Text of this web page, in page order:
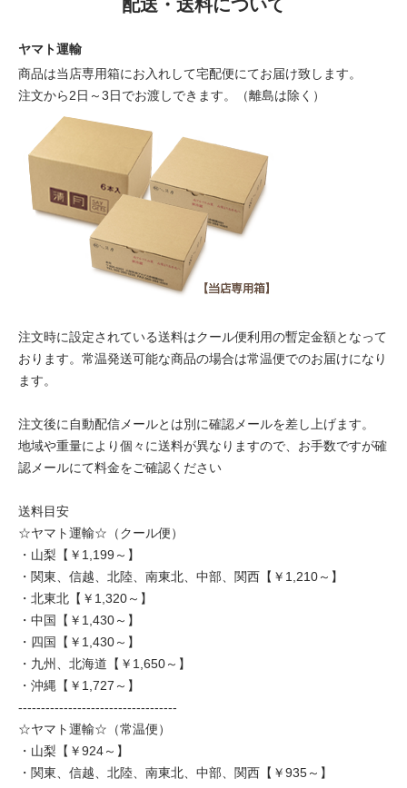
配送・送料について
ヤマト運輸
商品は当店専用箱にお入れして宅配便にてお届け致します。
注文から2日～3日でお渡しできます。（離島は除く）
注文時に設定されている送料はクール便利用の暫定金額となって
おります。常温発送可能な商品の場合は常温便でのお届けになり
ます。
注文後に自動配信メールとは別に確認メールを差し上げます。
地域や重量により個々に送料が異なりますので、お手数ですが確
認メールにて料金をご確認ください
送料目安
☆ヤマト運輸☆（クール便）
・山梨【￥1,199～】
・関東、信越、北陸、南東北、中部、関西【￥1,210～】
・北東北【￥1,320～】
・中国【￥1,430～】
・四国【￥1,430～】
・九州、北海道【￥1,650～】
・沖縄【￥1,727～】
-----------------------------------
☆ヤマト運輸☆（常温便）
・山梨【￥924～】
・関東、信越、北陸、南東北、中部、関西【￥935～】